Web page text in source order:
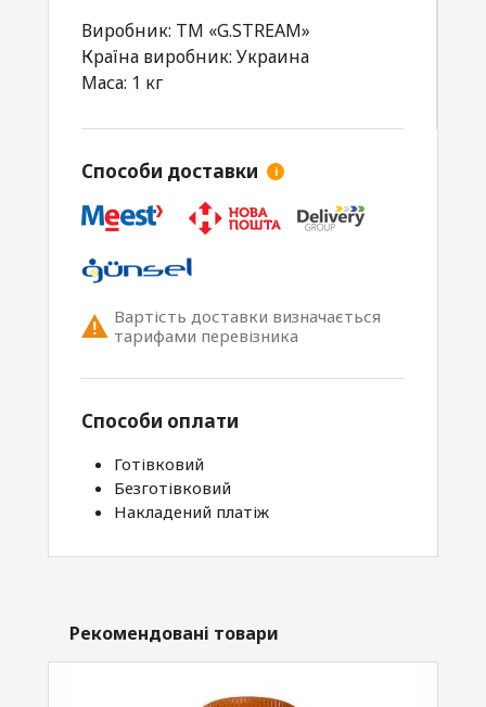
Виробник: TM «G.STREAM»
Країна виробник: Украина
Маса: 1 кг
Способи доставки i
Вартість доставки визначається
тарифами перевізника
Способи оплати
Готівковий
Безготівковий
Накладений платіж
Рекомендовані товари